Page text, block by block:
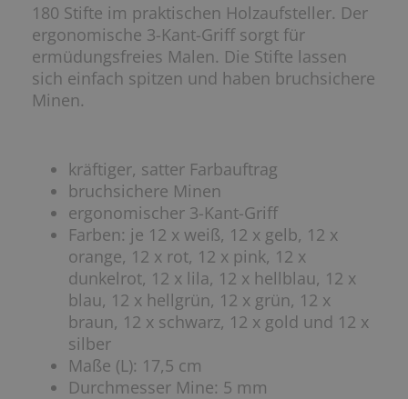
180 Stifte im praktischen Holzaufsteller. Der
ergonomische 3-Kant-Griff sorgt für
ermüdungsfreies Malen. Die Stifte lassen
sich einfach spitzen und haben bruchsichere
Minen.
kräftiger, satter Farbauftrag
bruchsichere Minen
ergonomischer 3-Kant-Griff
Farben: je 12 x weiß, 12 x gelb, 12 x
orange, 12 x rot, 12 x pink, 12 x
dunkelrot, 12 x lila, 12 x hellblau, 12 x
blau, 12 x hellgrün, 12 x grün, 12 x
braun, 12 x schwarz, 12 x gold und 12 x
silber
Maße (L): 17,5 cm
Durchmesser Mine: 5 mm